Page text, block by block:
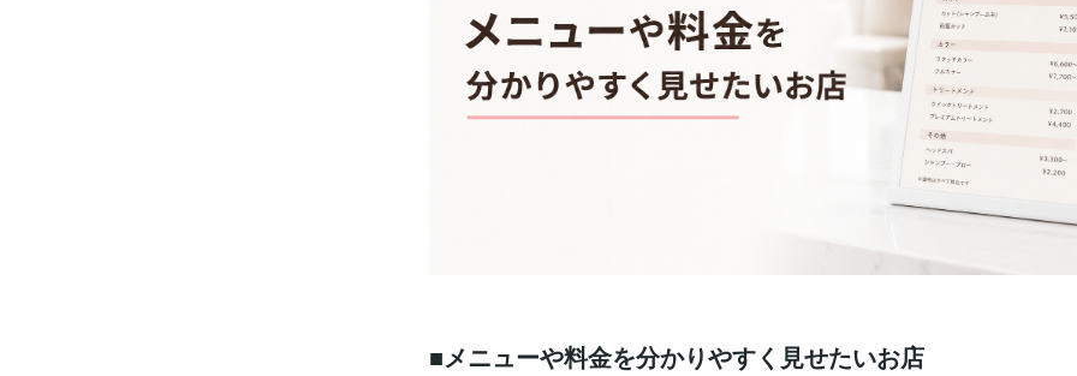
■メニューや料金を分かりやすく見せたいお店